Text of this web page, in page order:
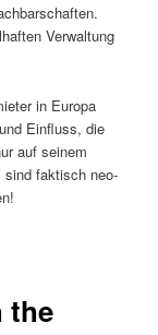
Verwaltung
in Europa
Einfluss, die
auf seinem
sind faktisch neo-
the